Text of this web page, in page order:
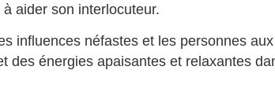
aider son interlocuteur.
influences néfastes et les personnes
énergies apaisantes et relaxantes